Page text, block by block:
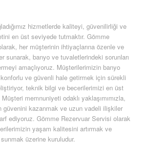
hizmetlerde kaliteyi, güvenilirliği ve
en üst seviyede tutmaktır. Gömme
her müşterinin ihtiyaçlarına özenle ve
sunarak, banyo ve tuvaletlerindeki sorunları
amaçlıyoruz. Müşterilerimizin banyo
ve güvenli hale getirmek için sürekli
teknik bilgi ve becerilerimizi en üst
memnuniyeti odaklı yaklaşımımızla,
güvenini kazanmak ve uzun vadeli ilişkiler
ediyoruz. Gömme Rezervuar Servisi olarak
yaşam kalitesini artırmak ve
üzerine kuruludur.